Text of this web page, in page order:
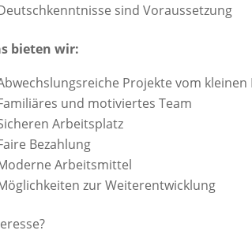
sind Voraussetzung
bieten wir:
Projekte vom
und motiviertes Team
Arbeitsplatz
Bezahlung
Arbeitsmittel
zur Weiterentwicklung